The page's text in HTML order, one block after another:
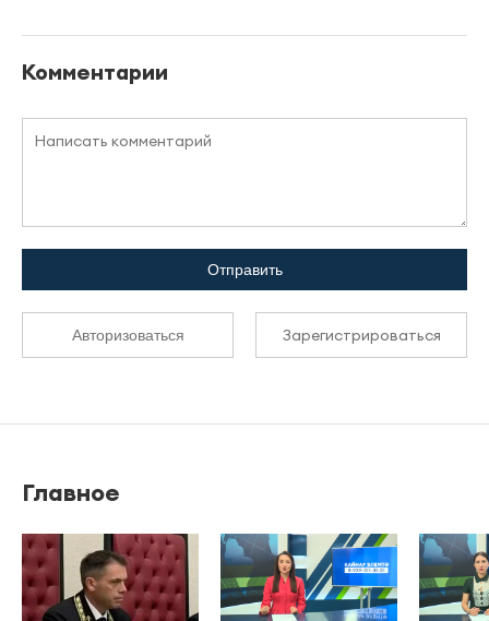
Комментарии
Отправить
Авторизоваться Зарегистрироваться
Главное